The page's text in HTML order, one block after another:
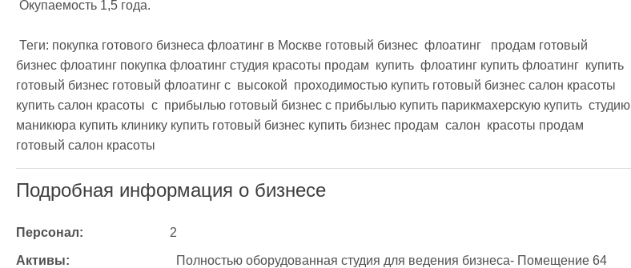
бизнес флоатинг покупка флоатинг студия красоты продам  купить  флоатинг купить флоатинг  купить
готовый бизнес готовый флоатинг с  высокой  проходимостью купить готовый бизнес салон красоты
купить салон красоты  с  прибылью готовый бизнес с прибылью купить парикмахерскую купить  студию
маникюра купить клинику купить готовый бизнес купить бизнес продам  салон  красоты продам
готовый салон красоты
Подробная информация о бизнесе
Персонал: 2
Активы: